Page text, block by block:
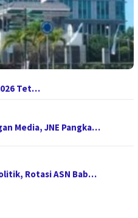
Tet…
Media, JNE Pangka…
Rotasi ASN Bab…